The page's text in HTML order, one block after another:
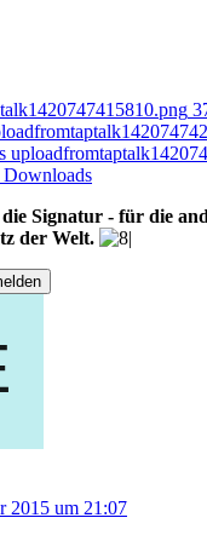
Signatur - für die
der Welt.
2015 um 21:07